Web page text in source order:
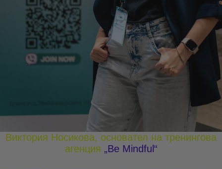
Виктория Носикова, основател на тренингова
агенция „Be Mindful“